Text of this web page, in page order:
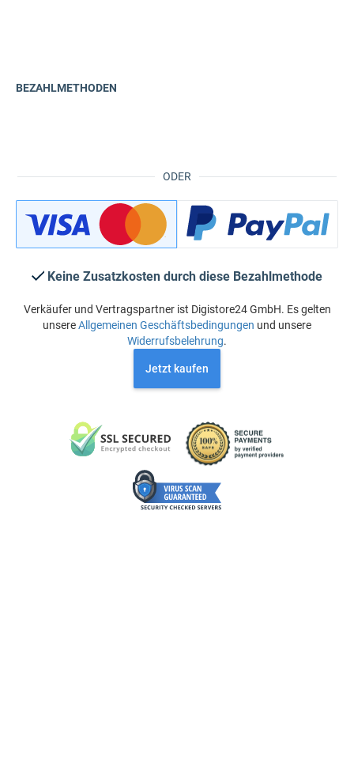
ODER
BEZAHLMETHODEN
Keine Zusatzkosten durch diese Bezahlmethode
Verkäufer und Vertragspartner ist Digistore24 GmbH. Es gelten
unsereAllgemeinen Geschäftsbedingungen und unsere
Widerrufsbelehrung.
Jetzt kaufen